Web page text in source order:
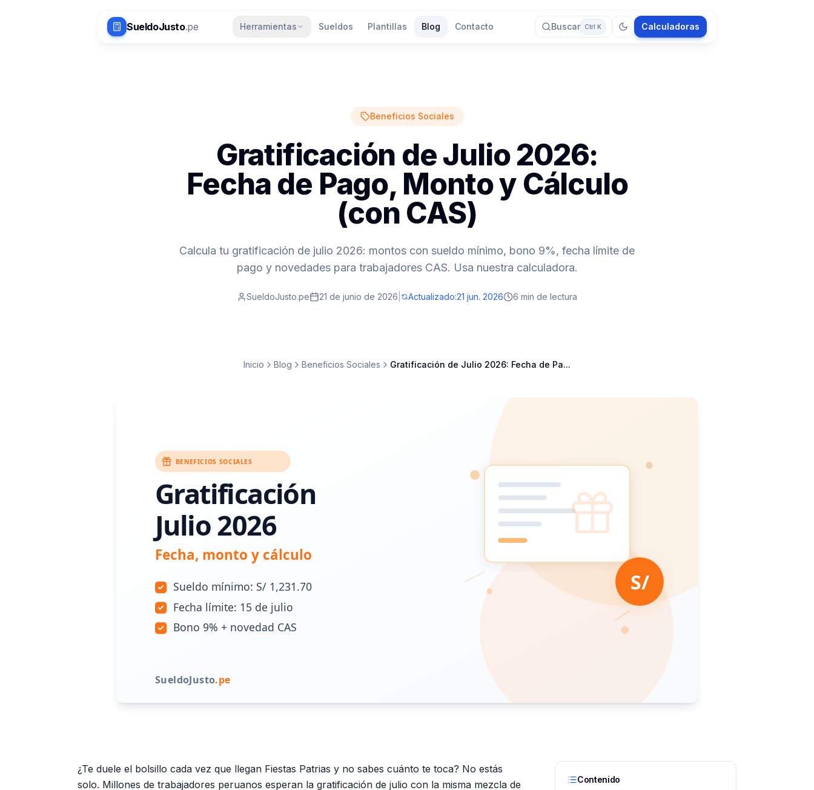
SueldoJusto.pe Herramientas Sueldos Plantillas Blog Contacto Buscar Ctrl K Calculadoras
Beneficios Sociales
Gratificación de Julio 2026:
Fecha de Pago, Monto y Cálculo
(con CAS)
Calcula tu gratificación de julio 2026: montos con sueldo mínimo, bono 9%, fecha límite de
pago y novedades para trabajadores CAS. Usa nuestra calculadora.
SueldoJusto.pe 21 de junio de 2026 Actualizado:21 jun. 2026 6 min de lectura
Inicio Blog Beneficios Sociales Gratificación de Julio 2026: Fecha de Pa...
¿Te duele el bolsillo cada vez que llegan Fiestas Patrias y no sabes cuánto te toca? No estás
solo. Millones de trabajadores peruanos esperan la gratificación de julio con la misma mezcla de
Contenido